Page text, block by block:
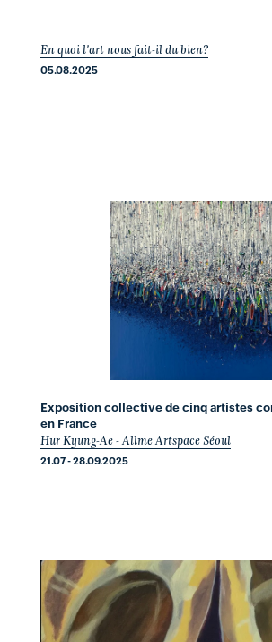
En quoi l'art nous fait-il du bien?
05.08.2025
Exposition collective de cinq artistes
en France
Hur Kyung-Ae - Allme Artspace Séoul
21.07 - 28.09.2025